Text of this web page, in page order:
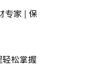
专家 | 保
松掌握